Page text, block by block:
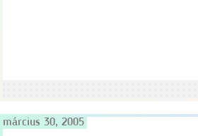
március 30, 2005